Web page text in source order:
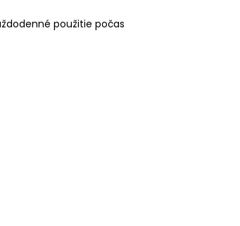
použitie počas